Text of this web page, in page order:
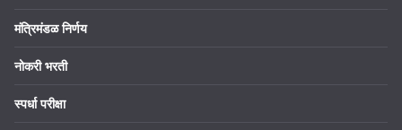
मंत्रिमंडळ निर्णय
नोकरी भरती
स्पर्धा परीक्षा